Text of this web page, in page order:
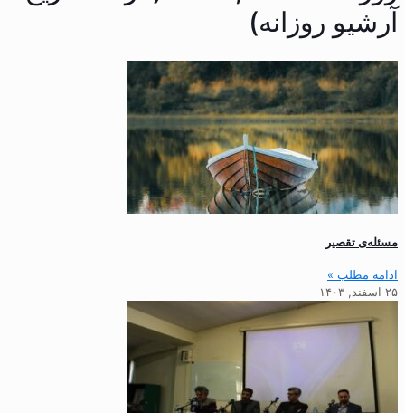
آرشیو روزانه)
مسئله‌ی تقصیر
ادامه مطلب »
۲۵ اسفند, ۱۴۰۳